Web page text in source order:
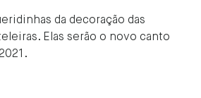
da decoração das
Elas serão o novo canto